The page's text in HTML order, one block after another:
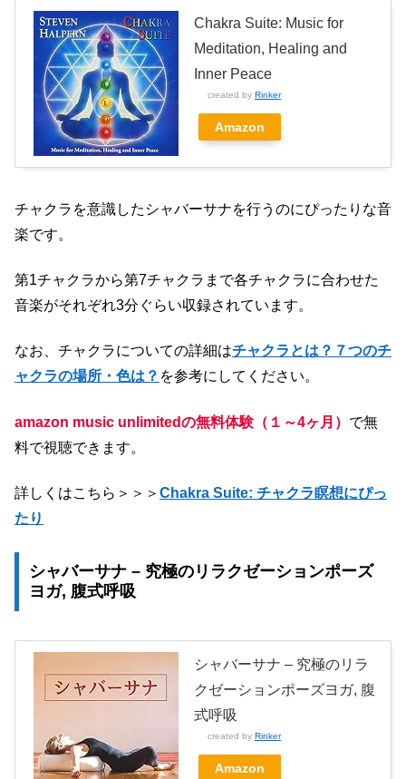
Chakra Suite: Music for
Meditation, Healing and
Inner Peace
created by Rinker
Amazon
チャクラを意識したシャバーサナを行うのにぴったりな音
楽です。
第1チャクラから第7チャクラまで各チャクラに合わせた
音楽がそれぞれ3分ぐらい収録されています。
なお、チャクラについての詳細はチャクラとは？７つのチ
ャクラの場所・色は？ を参考にしてください。
amazon music unlimitedの無料体験（１ ～4ヶ月） で無
料で視聴できます。
詳しくはこちら＞＞＞ Chakra Suite: チャクラ瞑想にぴっ
たり
シャバーサナ – 究極のリラクゼーションポーズ
ヨガ, 腹式呼吸
シャバーサナ – 究極のリラ
クゼーションポーズヨガ, 腹
式呼吸
created by Rinker
Amazon